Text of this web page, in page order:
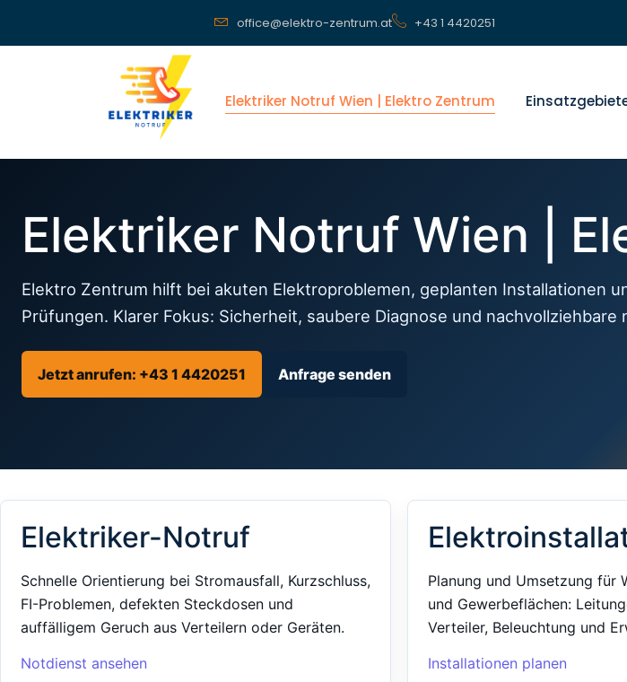
office@elektro-zentrum.at +43 1 4420251
Elektriker Notruf Wien | Elektro Zentrum
Elektriker Notruf Wien |
Elektro Zentrum hilft bei akuten Elektroproblemen, geplanten Installationen
Prüfungen. Klarer Fokus: Sicherheit, saubere Diagnose und nachvollziehbare
Jetzt anrufen: +43 1 4420251 Anfrage senden
Elektriker-Notruf
Schnelle Orientierung bei Stromausfall, Kurzschluss,
FI-Problemen, defekten Steckdosen und
auffälligem Geruch aus Verteilern oder Geräten.
Notdienst ansehen
Planung und Umsetzung für
und Gewerbeflächen:
Verteiler, Beleuchtung und
Installationen planen